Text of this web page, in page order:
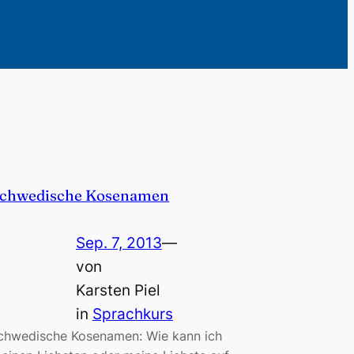
Kosenamen
Sep. 7, 2013—
von
Karsten Piel
in Sprachkurs
Kosenamen: Wie kann ich